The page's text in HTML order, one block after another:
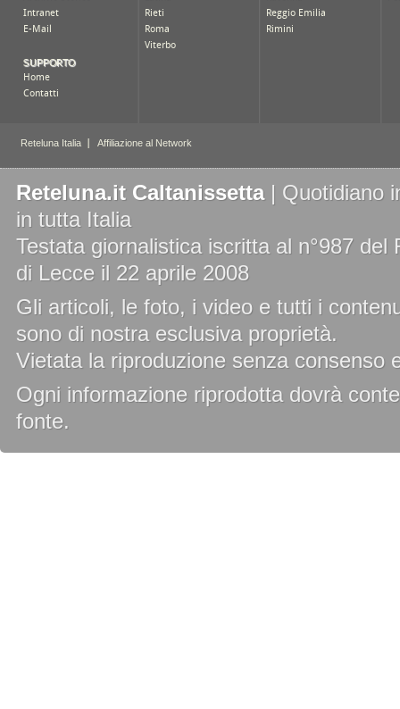
Reteluna.it Caltanissetta| Quotidiano
in tutta Italia
Testata giornalistica iscritta al n°987
di Lecce il 22 aprile 2008
Gli articoli, le foto, i video e tutti i
sono di nostra esclusiva proprietà.
Vietata la riproduzione senza consenso
Ogni informazione riprodotta dovrà
fonte.